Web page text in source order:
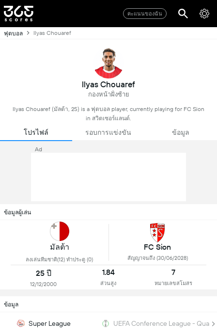
คะแนนของฉัน
ฟุตบอล Ilyas Chouaref
Ilyas Chouaref
กองหน้าฝั่งซ้าย
Ilyas Chouaref (มัลต้า, 25) is a ฟุตบอล player, currently playing for FC Sion
in สวิตเซอร์แลนด์.
โปรไฟล์ รอบการแข่งขัน ข้อมูล
Ad
ข้อมูลผู้เล่น
มัลต้า
ลงเล่นทีมชาติ(12) ทำประตู (0)
FC Sion
สัญญาจนถึง (30/06/2028)
25 ปี
12/12/2000
1.84
ส่วนสูง
7
หมายเลขสโมสร
ข้อมูล
Super League UEFA Conference League -